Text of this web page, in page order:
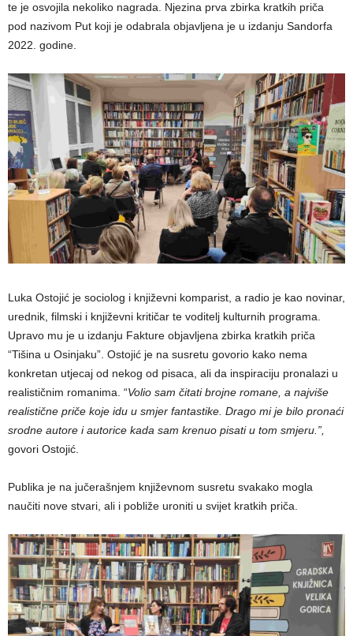
te je osvojila nekoliko nagrada. Njezina prva zbirka kratkih priča
pod nazivom Put koji je odabrala objavljena je u izdanju Sandorfa
2022. godine.
Luka Ostojić je sociolog i književni komparist, a radio je kao novinar,
urednik, filmski i književni kritičar te voditelj kulturnih programa.
Upravo mu je u izdanju Fakture objavljena zbirka kratkih priča
“Tišina u Osinjaku”. Ostojić je na susretu govorio kako nema
konkretan utjecaj od nekog od pisaca, ali da inspiraciju pronalazi u
realističnim romanima. “Volio sam čitati brojne romane, a najviše
realistične priče koje idu u smjer fantastike. Drago mi je bilo pronaći
srodne autore i autorice kada sam krenuo pisati u tom smjeru.”,
govori Ostojić.
Publika je na jučerašnjem književnom susretu svakako mogla
naučiti nove stvari, ali i pobliže uroniti u svijet kratkih priča.